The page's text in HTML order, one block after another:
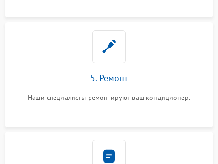
5. Ремонт
Наши специалисты ремонтируют ваш кондиционер.